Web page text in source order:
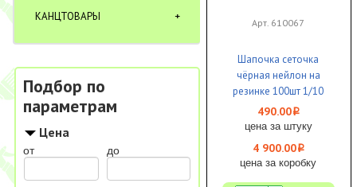
КАНЦТОВАРЫ
Подбор по
параметрам
Цена
от до
Арт. 610067
Шапочка сеточка
чёрная нейлон на
резинке 100шт 1/10
Proff Comfort ЧЗ
490.00i
цена за штуку
4 900.00i
цена за коробку